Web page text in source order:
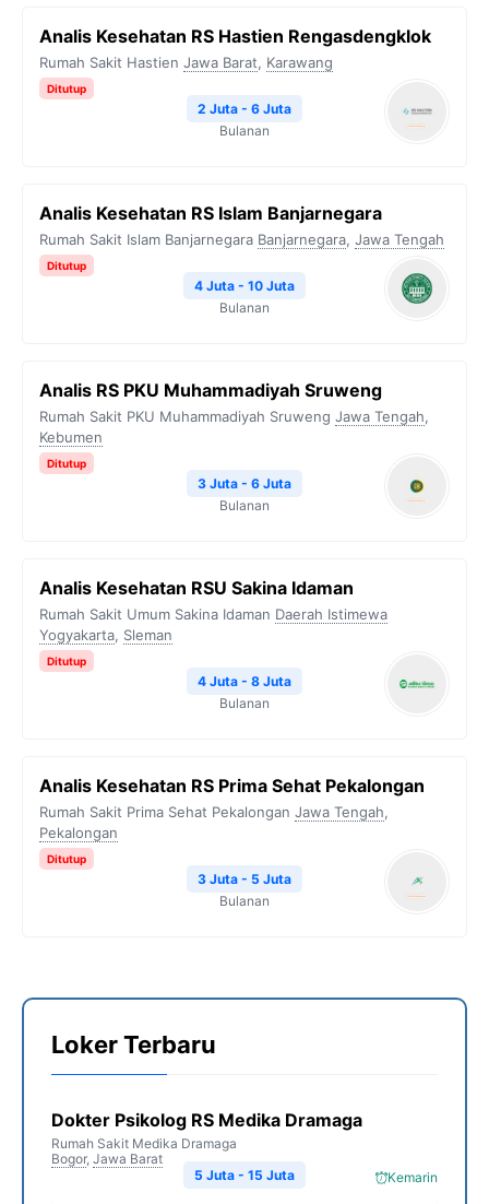
Analis Kesehatan RS Hastien Rengasdengklok
Rumah Sakit Hastien Jawa Barat, Karawang
Ditutup
2 Juta - 6 Juta
Bulanan
Analis Kesehatan RS Islam Banjarnegara
Rumah Sakit Islam Banjarnegara Banjarnegara, Jawa Tengah
Ditutup
4 Juta - 10 Juta
Bulanan
Analis RS PKU Muhammadiyah Sruweng
Rumah Sakit PKU Muhammadiyah Sruweng Jawa Tengah,
Kebumen
Ditutup
3 Juta - 6 Juta
Bulanan
Analis Kesehatan RSU Sakina Idaman
Rumah Sakit Umum Sakina Idaman Daerah Istimewa
Yogyakarta, Sleman
Ditutup
4 Juta - 8 Juta
Bulanan
Analis Kesehatan RS Prima Sehat Pekalongan
Rumah Sakit Prima Sehat Pekalongan Jawa Tengah,
Pekalongan
Ditutup
3 Juta - 5 Juta
Bulanan
Loker Terbaru
Dokter Psikolog RS Medika Dramaga
Rumah Sakit Medika Dramaga
Bogor, Jawa Barat
Kemarin
5 Juta - 15 Juta